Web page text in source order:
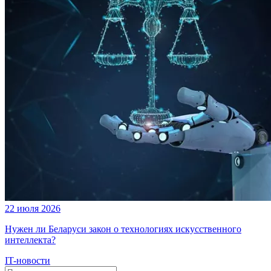
22 июля 2026
Нужен ли Беларуси закон о технологиях искусственного
интеллекта?
IT-новости